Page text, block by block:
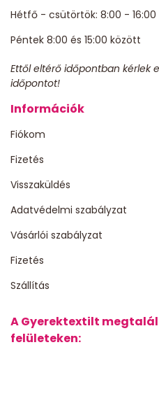
Hétfő - csütörtök: 8:00 - 16:00
Péntek 8:00 és 15:00 között
Ettől eltérő időpontban kérlek
időpontot!
Információk
Fiókom
Fizetés
Visszaküldés
Adatvédelmi szabályzat
Vásárlói szabályzat
Fizetés
Szállítás
A Gyerektextilt
felületeken: